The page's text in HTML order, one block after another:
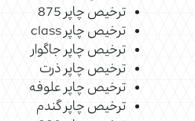
ترخیص چاپر 875
ترخیص چاپر class
ترخیص چاپر جاگوار
ترخیص چاپر ذرت
ترخیص چاپر علوفه
ترخیص چاپر گندم